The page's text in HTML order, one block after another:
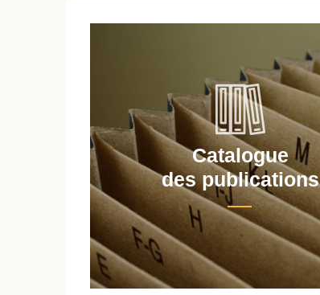
Catalogue
des publications